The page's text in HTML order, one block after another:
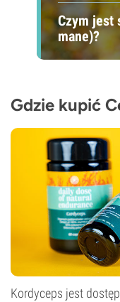
Czym jest
mane)?
Gdzie kupić
Kordyceps jest